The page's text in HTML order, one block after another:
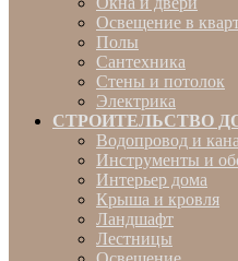
Освещение в
Полы
Сантехника
Стены и потолок
Электрика
СТРОИТЕЛЬСТВО
Водопровод и
Инструменты и
Интерьер дома
Крыша и кровля
Ландшафт
Лестницы